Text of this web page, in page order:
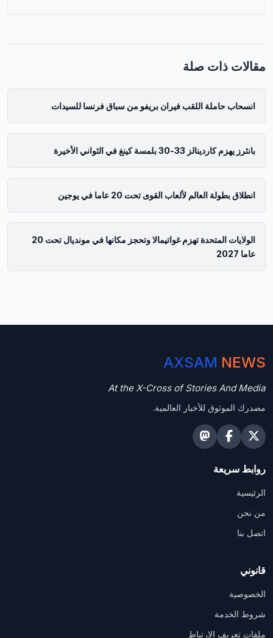
مقالات ذات صلة
انسحاب حاملة اللقب فيران بريفو من سباق فرنسا للسيدات
بانثرز يهزم كاردينالز 33-30 بلمسة كينغ في الثواني الأخيرة
انطلاق بطولة العالم لألعاب القوى تحت 20 عاما في يوجين
الولايات المتحدة تهزم غواتيمالا وتحجز مكانها في مونديال تحت 20
عاما 2027
AXSAM NEWS
At the X-Cross of Stories And Media
مصدرك الموثوق للأخبار العالمية.
روابط سريعة
الرئيسية
من نحن
اتصل بنا
قانوني
الخصوصية
شروط الخدمة
ملفات تعريف الارتباط